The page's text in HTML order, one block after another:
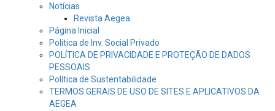
Notícias
Revista Aegea
Página Inicial
Politica de Inv. Social Privado
POLÍTICA DE PRIVACIDADE E PROTEÇÃO DE DADOS
PESSOAIS
Política de Sustentabilidade
TERMOS GERAIS DE USO DE SITES E APLICATIVOS DA
AEGEA